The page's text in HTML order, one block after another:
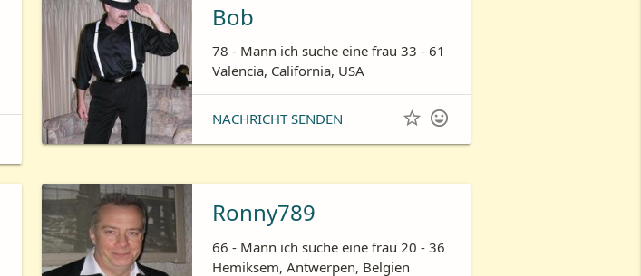
Bob
78 - Mann ich suche eine frau 33 - 61
Valencia, California, USA
NACHRICHT SENDEN  
Ronny789
66 - Mann ich suche eine frau 20 - 36
Hemiksem, Antwerpen, Belgien